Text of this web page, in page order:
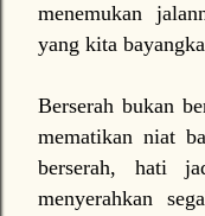
menemukan
yang kita
Berserah bukan
mematikan niat
berserah, hati
menyerahkan